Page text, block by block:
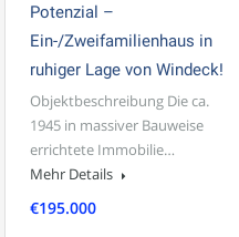
Potenzial –
Ein-/Zweifamilienhaus in
ruhiger Lage von Windeck!
Objektbeschreibung Die ca.
1945 in massiver Bauweise
errichtete Immobilie…
Mehr Details
€195.000